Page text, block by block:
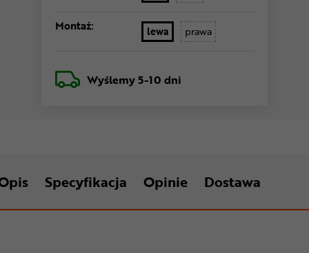
Montaż: lewa prawa
Wyślemy5-10 dni
Specyfikacja Opinie Dostawa